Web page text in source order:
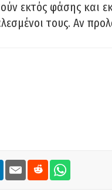
εκτός φάσης και
τους. Αν